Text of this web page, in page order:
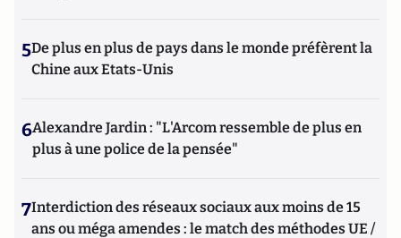
5De plus en plus de pays dans le monde préfèrent la
Chine aux Etats-Unis
6Alexandre Jardin : "L'Arcom ressemble de plus en
plus à une police de la pensée"
7Interdiction des réseaux sociaux aux moins de 15
ans ou méga amendes : le match des méthodes UE /